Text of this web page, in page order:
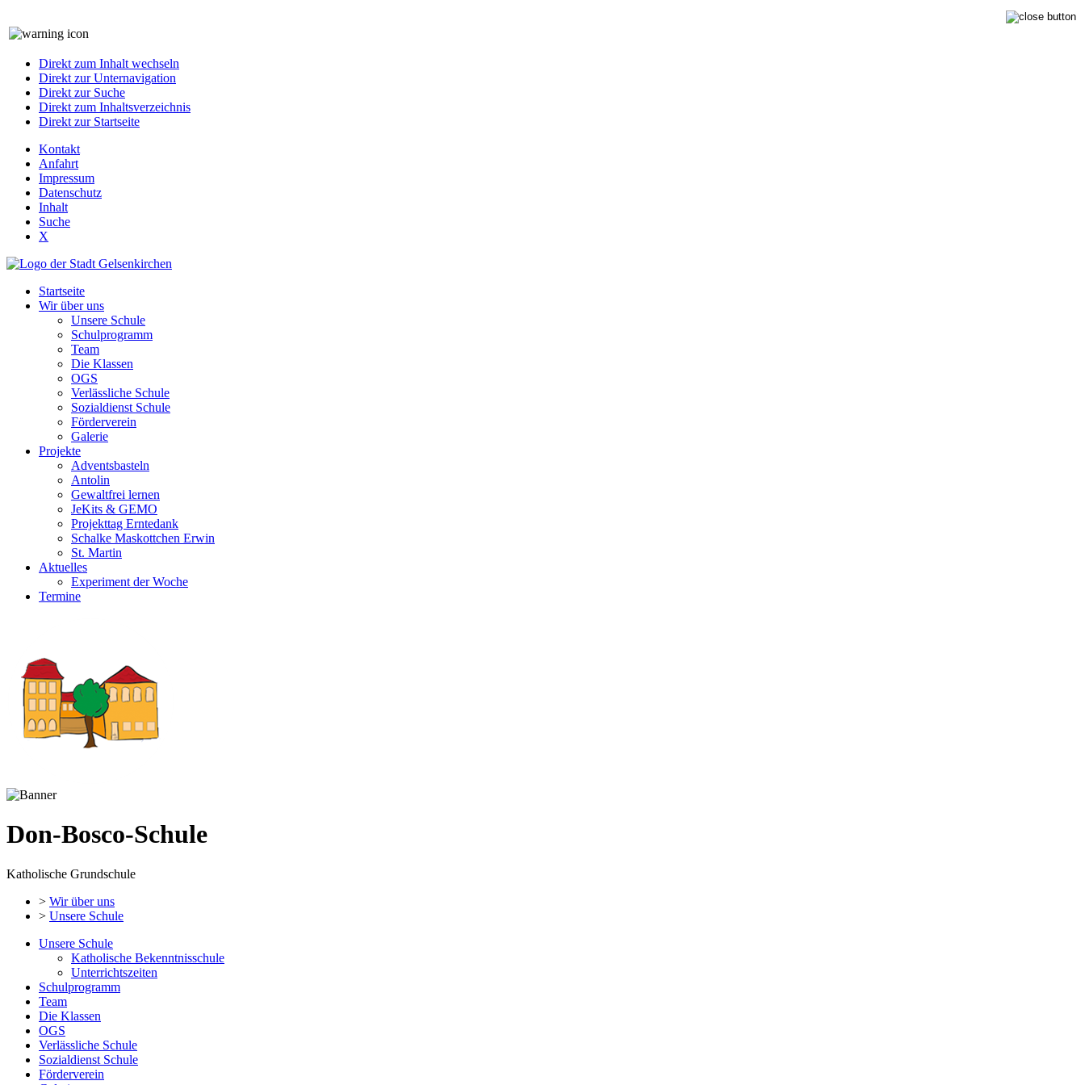
Direkt zum Inhalt wechseln
Direkt zur Unternavigation
Direkt zur Suche
Direkt zum Inhaltsverzeichnis
Direkt zur Startseite
Kontakt
Anfahrt
Impressum
Datenschutz
Inhalt
Suche
X
Startseite
Wir über uns
Unsere Schule
Schulprogramm
Team
Die Klassen
OGS
Verlässliche Schule
Sozialdienst Schule
Förderverein
Galerie
Projekte
Adventsbasteln
Antolin
Gewaltfrei lernen
JeKits & GEMO
Projekttag Erntedank
Schalke Maskottchen Erwin
St. Martin
Aktuelles
Experiment der Woche
Termine
Don-Bosco-Schule
Katholische Grundschule
> Wir über uns
> Unsere Schule
Unsere Schule
Katholische Bekenntnisschule
Unterrichtszeiten
Schulprogramm
Team
Die Klassen
OGS
Verlässliche Schule
Sozialdienst Schule
Förderverein